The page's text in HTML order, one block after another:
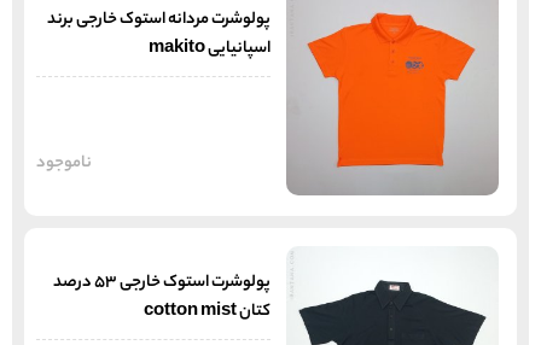
پولوشرت مردانه استوک خارجی برند
اسپانیایی makito
ناموجود
پولوشرت استوک خارجی 53 درصد
کتان cotton mist